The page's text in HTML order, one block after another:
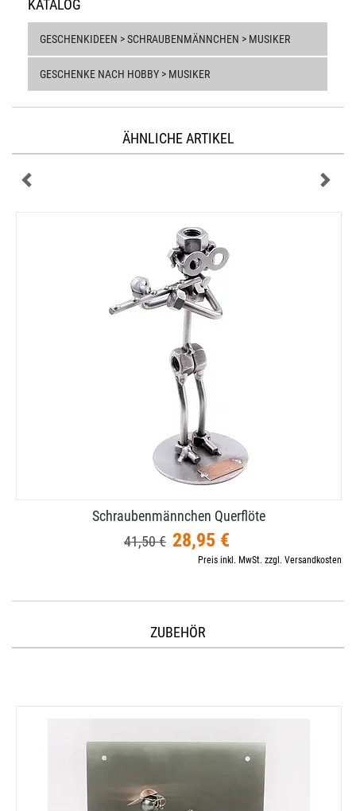
KATALOG
GESCHENKIDEEN > SCHRAUBENMÄNNCHEN > MUSIKER
GESCHENKE NACH HOBBY > MUSIKER
ÄHNLICHE ARTIKEL
Schraubenmännchen Querflöte
41,50 € 28,95 €
Preis inkl. MwSt. zzgl. Versandkosten
ZUBEHÖR